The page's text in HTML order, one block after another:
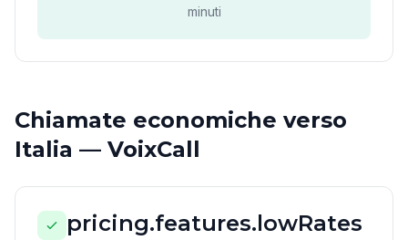
minuti
Chiamate economiche verso
Italia — VoixCall
pricing.features.lowRates